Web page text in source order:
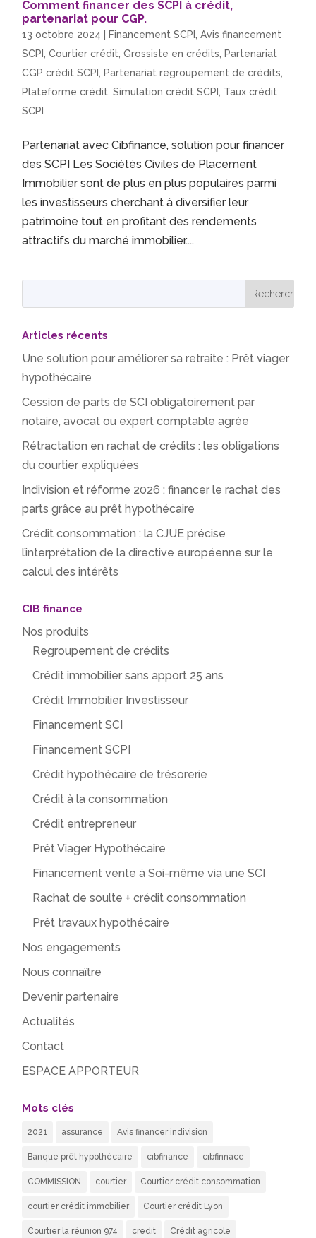
Comment financer des SCPI à crédit,
partenariat pour CGP.
13 octobre 2024 Financement SCPI ,Avis financement
SCPI
,Courtier crédit ,Grossiste en crédits
Partenariat
CGP crédit SCPI
Partenariat regroupement de crédits
Plateforme crédit ,Simulation crédit SCPI
Taux crédit
SCPI
Partenariat avec Cibfinance, solution pour financer
des SCPI Les Sociétés Civiles de Placement
Immobilier sont de plus en plus populaires parmi
les investisseurs cherchant à diversifier leur
patrimoine tout en profitant des rendements
attractifs du marché immobilier....
Articles récents
Une solution pour améliorer sa retraite : Prêt viager
hypothécaire
Cession de parts de SCI obligatoirement par
notaire, avocat ou expert comptable agrée
Rétractation en rachat de crédits : les obligations
du courtier expliquées
Indivision et réforme 2026 : financer le rachat des
parts grâce au prêt hypothécaire
Crédit consommation : la CJUE précise
l’interprétation de la directive européenne sur le
calcul des intérêts
CIB finance
Nos produits
Regroupement de crédits
Crédit immobilier sans apport 25 ans
Crédit Immobilier Investisseur
Financement SCI
Financement SCPI
Crédit hypothécaire de trésorerie
Crédit à la consommation
Crédit entrepreneur
Prêt Viager Hypothécaire
Financement vente à Soi-même via une SCI
Rachat de soulte + crédit consommation
Prêt travaux hypothécaire
Nos engagements
Nous connaître
Devenir partenaire
Actualités
Contact
ESPACE APPORTEUR
Mots clés
2021 assurance Avis financer indivision
Banque prêt hypothécaire cibfinance cibfinnace
COMMISSION courtier Courtier crédit consommation
courtier crédit immobilier Courtier crédit Lyon
Courtier la réunion 974 credit Crédit agricole